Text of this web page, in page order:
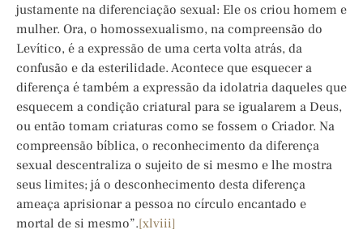
justamente na diferenciação sexual: Ele os criou homem e
mulher. Ora, o homossexualismo, na compreensão do
Levítico, é a expressão de uma certa volta atrás, da
confusão e da esterilidade. Acontece que esquecer a
diferença é também a expressão da idolatria daqueles que
esquecem a condição criatural para se igualarem a Deus,
ou então tomam criaturas como se fossem o Criador. Na
compreensão bíblica, o reconhecimento da diferença
sexual descentraliza o sujeito de si mesmo e lhe mostra
seus limites; já o desconhecimento desta diferença
ameaça aprisionar a pessoa no círculo encantado e
mortal de si mesmo”.[xlviii]